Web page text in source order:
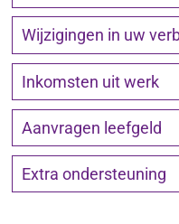
Wijzigingen in uw
Inkomsten uit werk
Aanvragen leefgeld
Extra ondersteuning